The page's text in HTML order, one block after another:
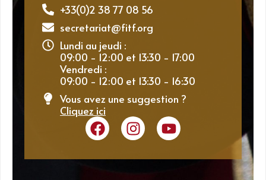
+33(0)2 38 77 08 56
secretariat@fitf.org
Lundi au jeudi :
09:00 - 12:00 et 13:30 - 17:00
Vendredi :
09:00 - 12:00 et 13:30 - 16:30
Vous avez une suggestion ?
Cliquez ici